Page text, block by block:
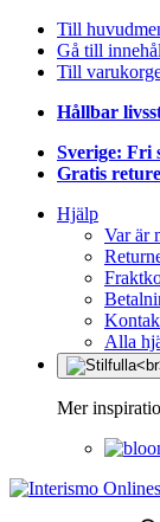
Till
Gå till
Till
Hållbar
Sverige: Fri
Gratis
Hjälp
Var är
Alla
Mer